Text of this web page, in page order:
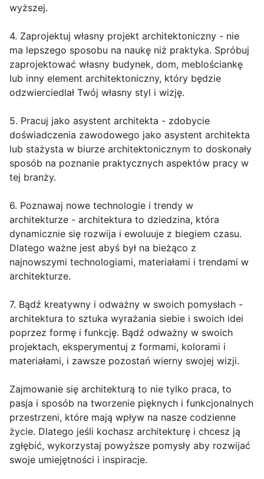
wyższej.
4. Zaprojektuj własny projekt architektoniczny - nie
ma lepszego sposobu na naukę niż praktyka. Spróbuj
zaprojektować własny budynek, dom, meblościankę
lub inny element architektoniczny, który będzie
odzwierciedlał Twój własny styl i wizję.
5. Pracuj jako asystent architekta - zdobycie
doświadczenia zawodowego jako asystent architekta
lub stażysta w biurze architektonicznym to doskonały
sposób na poznanie praktycznych aspektów pracy w
tej branży.
6. Poznawaj nowe technologie i trendy w
architekturze - architektura to dziedzina, która
dynamicznie się rozwija i ewoluuje z biegiem czasu.
Dlatego ważne jest abyś był na bieżąco z
najnowszymi technologiami, materiałami i trendami w
architekturze.
7. Bądź kreatywny i odważny w swoich pomysłach -
architektura to sztuka wyrażania siebie i swoich idei
poprzez formę i funkcję. Bądź odważny w swoich
projektach, eksperymentuj z formami, kolorami i
materiałami, i zawsze pozostań wierny swojej wizji.
Zajmowanie się architekturą to nie tylko praca, to
pasja i sposób na tworzenie pięknych i funkcjonalnych
przestrzeni, które mają wpływ na nasze codzienne
życie. Dlatego jeśli kochasz architekturę i chcesz ją
zgłębić, wykorzystaj powyższe pomysły aby rozwijać
swoje umiejętności i inspiracje.